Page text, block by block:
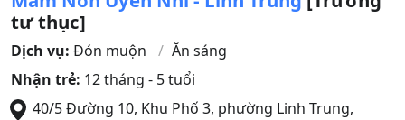
tư thục]
Dịch vụ: Đón muộn
Ăn sáng
Nhận trẻ: 12 tháng - 5 tuổi
40/5 Đường 10, Khu Phố 3, phường Linh Trung,